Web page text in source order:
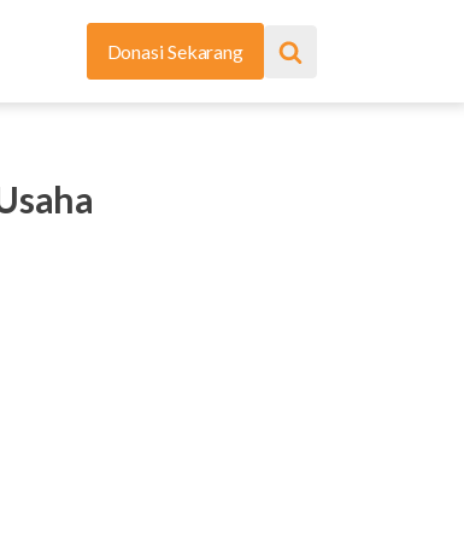
Donasi Sekarang